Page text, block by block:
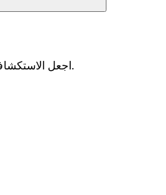
اجعل الاستكشاف أسهل، واجعل الحياة أكثر ثراءً.